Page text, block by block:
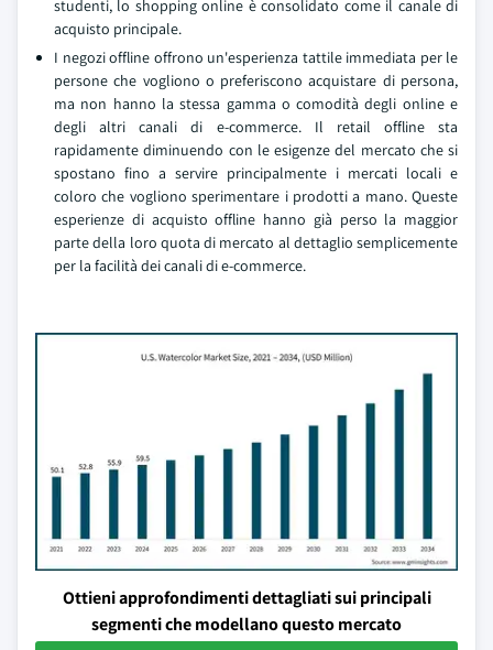
studenti, lo shopping online è consolidato come il canale di
acquisto principale.
I negozi offline offrono un'esperienza tattile immediata per le
persone che vogliono o preferiscono acquistare di persona,
ma non hanno la stessa gamma o comodità degli online e
degli altri canali di e-commerce. Il retail offline sta
rapidamente diminuendo con le esigenze del mercato che si
spostano fino a servire principalmente i mercati locali e
coloro che vogliono sperimentare i prodotti a mano. Queste
esperienze di acquisto offline hanno già perso la maggior
parte della loro quota di mercato al dettaglio semplicemente
per la facilità dei canali di e-commerce.
Ottieni approfondimenti dettagliati sui principali
segmenti che modellano questo mercato